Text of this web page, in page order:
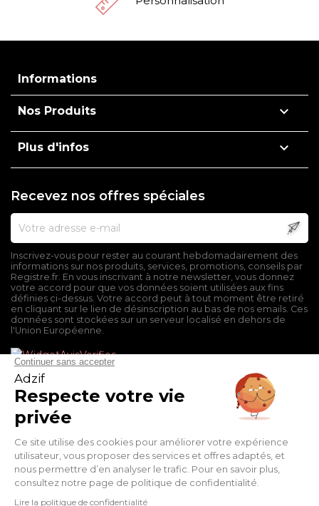
Informations
Nos Produits 
Plus d'infos 
Recevez nos offres spéciales
Inscrivez-vous pour rester au courant hebdomadairement des
informations sur nos produits, services, promotions, conseils par
Registre.fr. En vous inscrivant à notre newsletter, vous donnez
votre accord pour que vos données soient utilisées aux fins
définies ci-dessus. Votre accord peut à tout moment être retiré
en cliquant sur le lien de désinscription au bas de nos emails. Ces
données sont stockées sur un serveur localisé en dehors de
l'Union Européenne.
Conditions générales de vente
Politique de confidentialité